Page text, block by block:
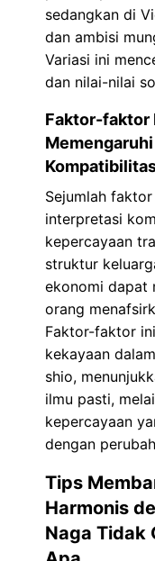
sedangkan di
dan ambisi
Variasi ini
dan nilai-nilai
Faktor-faktor
Sejumlah
interpretasi
kepercayaan
struktur
ekonomi dapat
orang
Faktor-faktor
kekayaan
shio,
ilmu pasti,
kepercayaan
dengan
Tips
Harmonis
Naga Tidak